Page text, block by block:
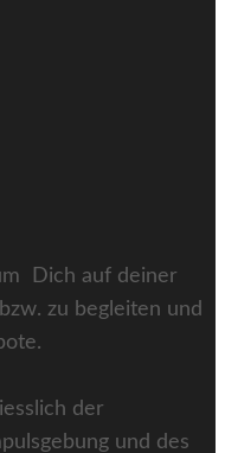
Dich auf deiner
zu begleiten und
der
und des